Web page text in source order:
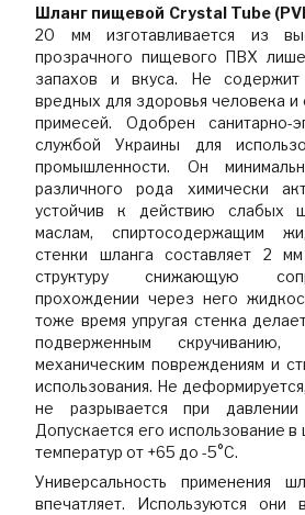
Шланг пищевой Сrystal Tube
20 мм изготавливается из
прозрачного пищевого ПВХ
запахов и вкуса. Не
вредных для здоровья человека
примесей. Одобрен санитарно-
службой Украины для
промышленности. Он
различного рода химически
устойчив к действию слабых
маслам, спиртосодержащим
стенки шланга составляет 2
структуру снижающую
прохождении через него
тоже время упругая стенка
подверженным
механическим повреждениям и
использования. Не
не разрывается при
Допускается его использование
температур от +65 до -5°C.
Универсальность применения
впечатляет. Используются